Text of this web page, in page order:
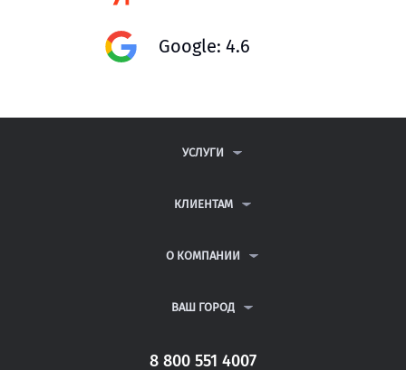
Google: 4.6
УСЛУГИ
ДИПЛОМНЫЕ РАБОТЫ
РЕФЕРАТЫ
КЛИЕНТАМ
ВОПРОСЫ И ОТВЕТЫ
ПОЛИТИКА КОНФИДЕНЦИАЛЬНОСТИ
О КОМПАНИИ
КОНТАКТЫ
ВАШ ГОРОД
САНКТ-ПЕТЕРБУРГ
8 800 551 4007